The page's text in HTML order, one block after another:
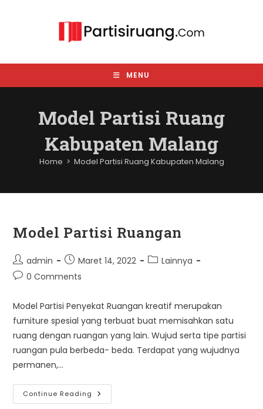
MENU
Model Partisi Ruang
Kabupaten Malang
Home > Model Partisi Ruang Kabupaten Malang
Model Partisi Ruangan
Post
author:
admin
Post
published:
Maret 14, 2022
PostLainnya
Post0 Comments
Model Partisi Penyekat Ruangan kreatif merupakan
furniture spesial yang terbuat buat memisahkan satu
ruang dengan ruangan yang lain. Wujud serta tipe partisi
ruangan pula berbeda- beda. Terdapat yang wujudnya
permanen,…
Continue Reading Model
Partisi